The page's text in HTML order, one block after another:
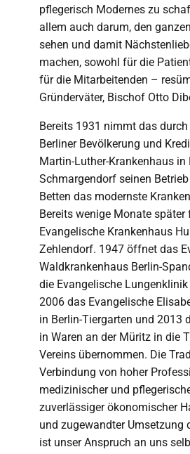
pflegerisch Modernes zu
allem auch darum, den
sehen und damit
machen, sowohl für die
für die Mitarbeitenden –
Gründerväter, Bischof Otto
Bereits 1931 nimmt das
Berliner Bevölkerung und
Martin-Luther-Krankenhaus in
Schmargendorf seinen
Betten das modernste
Bereits wenige Monate
Evangelische Krankenhaus
Zehlendorf. 1947 öffnet das
Waldkrankenhaus Berlin-
die Evangelische
2006 das Evangelische
in Berlin-Tiergarten und 2013
in Waren an der Müritz in die
Vereins übernommen. Die
Verbindung von hoher
medizinischer und
zuverlässiger ökonomischer
und zugewandter Umsetzung
ist unser Anspruch an uns